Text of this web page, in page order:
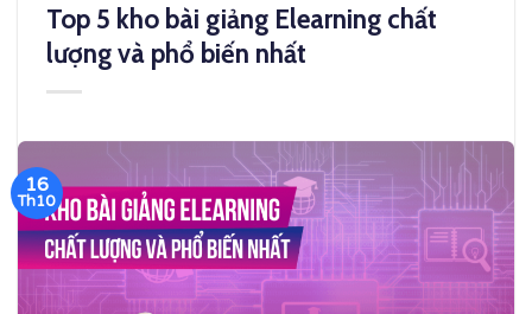
Top 5 kho bài giảng Elearning chất
lượng và phổ biến nhất
16
Th10